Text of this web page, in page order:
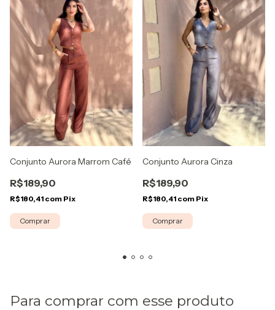
Conjunto Aurora Marrom Café
R$189,90
R$180,41 com Pix
Comprar
Conjunto Aurora Cinza
R$189,90
R$180,41 com Pix
Comprar
Para comprar com esse produto